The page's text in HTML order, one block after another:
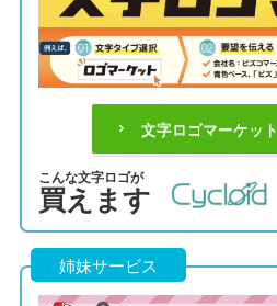
文字ロゴマーケッ
こんな文字ロゴが
買えます
姉妹サービス